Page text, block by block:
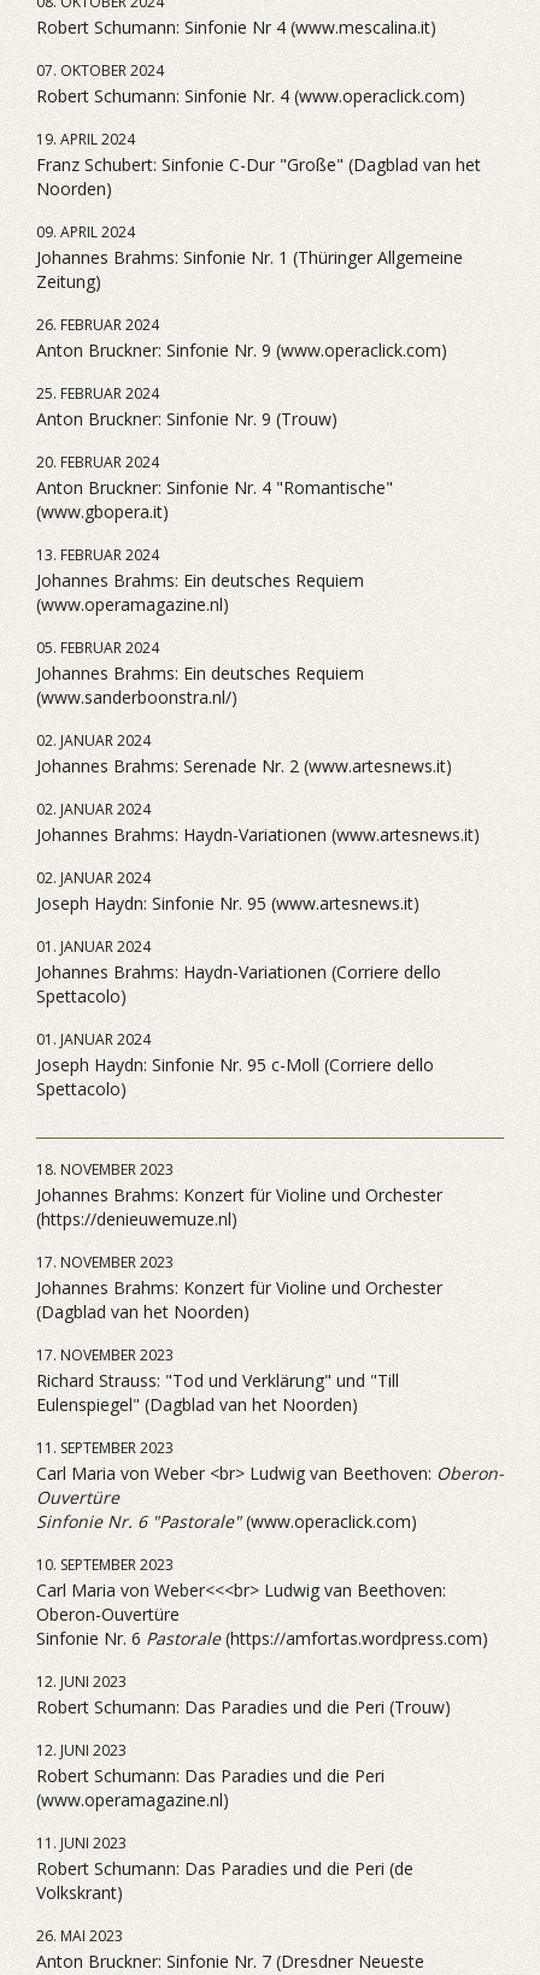
Robert Schumann: Sinfonie Nr 4 (www.mescalina.it)
07. OKTOBER 2024
Robert Schumann: Sinfonie Nr. 4 (www.operaclick.com)
19. APRIL 2024
Franz Schubert: Sinfonie C-Dur "Große" (Dagblad van het
Noorden)
09. APRIL 2024
Johannes Brahms: Sinfonie Nr. 1 (Thüringer Allgemeine
Zeitung)
26. FEBRUAR 2024
Anton Bruckner: Sinfonie Nr. 9 (www.operaclick.com)
25. FEBRUAR 2024
Anton Bruckner: Sinfonie Nr. 9 (Trouw)
20. FEBRUAR 2024
Anton Bruckner: Sinfonie Nr. 4 "Romantische"
(www.gbopera.it)
13. FEBRUAR 2024
Johannes Brahms: Ein deutsches Requiem
(www.operamagazine.nl)
05. FEBRUAR 2024
Johannes Brahms: Ein deutsches Requiem
(www.sanderboonstra.nl/)
02. JANUAR 2024
Johannes Brahms: Serenade Nr. 2 (www.artesnews.it)
02. JANUAR 2024
Johannes Brahms: Haydn-Variationen (www.artesnews.it)
02. JANUAR 2024
Joseph Haydn: Sinfonie Nr. 95 (www.artesnews.it)
01. JANUAR 2024
Johannes Brahms: Haydn-Variationen (Corriere dello
Spettacolo)
01. JANUAR 2024
Joseph Haydn: Sinfonie Nr. 95 c-Moll (Corriere dello
Spettacolo)
18. NOVEMBER 2023
Johannes Brahms: Konzert für Violine und Orchester
(https://denieuwemuze.nl)
17. NOVEMBER 2023
Johannes Brahms: Konzert für Violine und Orchester
(Dagblad van het Noorden)
17. NOVEMBER 2023
Richard Strauss: "Tod und Verklärung" und "Till
Eulenspiegel" (Dagblad van het Noorden)
11. SEPTEMBER 2023
Carl Maria von Weber <br> Ludwig van Beethoven: Oberon-
Ouvertüre
Sinfonie Nr. 6 "Pastorale"(www.operaclick.com)
10. SEPTEMBER 2023
Carl Maria von Weber<<<br> Ludwig van Beethoven:
Oberon-Ouvertüre
Sinfonie Nr. 6 Pastorale(https://amfortas.wordpress.com)
12. JUNI 2023
Robert Schumann: Das Paradies und die Peri (Trouw)
12. JUNI 2023
Robert Schumann: Das Paradies und die Peri
(www.operamagazine.nl)
11. JUNI 2023
Robert Schumann: Das Paradies und die Peri (de
Volkskrant)
26. MAI 2023
Anton Bruckner: Sinfonie Nr. 7 (Dresdner Neueste